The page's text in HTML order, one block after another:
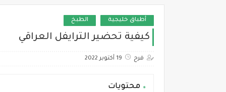
أطباق خليجية الطبخ
كيفية تحضير الترايفل العراقي
فرح 19 أكتوبر 2022
محتويات